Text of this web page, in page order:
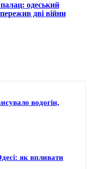
одеський
дві війни
водогін,
як впливати